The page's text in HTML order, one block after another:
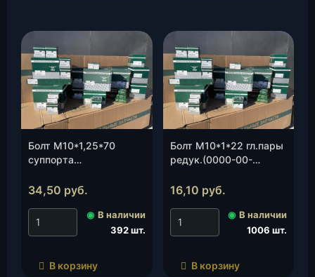
Болт М10*1,25*70
суппорта
9377 1687), шт.
34,50 руб.
◉ В наличии
392 шт.
В корзину
Болт М10*1*22 гл.пары
редук.(0000-00-
16,10 руб.
◉ В наличии
1006 шт.
В корзину